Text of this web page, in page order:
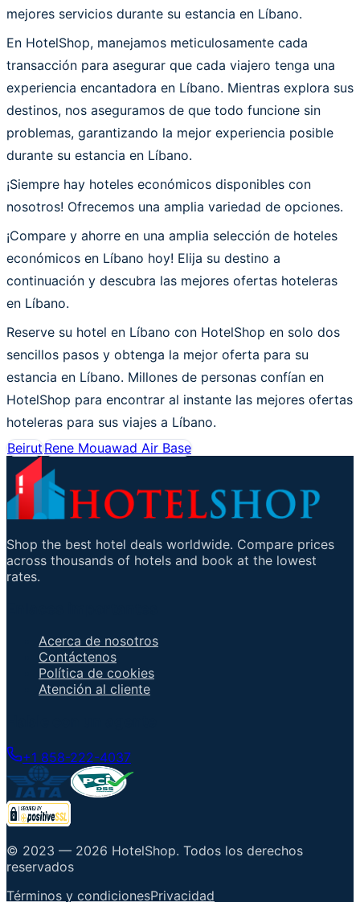
mejores servicios durante su estancia en Líbano.
En HotelShop, manejamos meticulosamente cada
transacción para asegurar que cada viajero tenga una
experiencia encantadora en Líbano. Mientras explora sus
destinos, nos aseguramos de que todo funcione sin
problemas, garantizando la mejor experiencia posible
durante su estancia en Líbano.
¡Siempre hay hoteles económicos disponibles con
nosotros! Ofrecemos una amplia variedad de opciones.
¡Compare y ahorre en una amplia selección de hoteles
económicos en Líbano hoy! Elija su destino a
continuación y descubra las mejores ofertas hoteleras
en Líbano.
Reserve su hotel en Líbano con HotelShop en solo dos
sencillos pasos y obtenga la mejor oferta para su
estancia en Líbano. Millones de personas confían en
HotelShop para encontrar al instante las mejores ofertas
hoteleras para sus viajes a Líbano.
BeirutRene Mouawad Air Base
Shop the best hotel deals worldwide. Compare prices
across thousands of hotels and book at the lowest
rates.
Acerca de nosotros
Contáctenos
Política de cookies
Atención al cliente
+1 858-222-4037
© 2023 — 2026 HotelShop. Todos los derechos
reservados
Términos y condicionesPrivacidad